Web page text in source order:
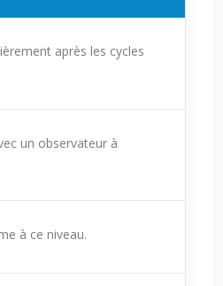
après les cycles
un observateur à
à ce niveau.